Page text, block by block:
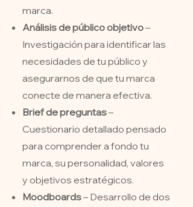
marca.
Análisis de público objetivo–
Investigación para identificar las
necesidades de tu público y
asegurarnos de que tu marca
conecte de manera efectiva.
Brief de preguntas–
Cuestionario detallado pensado
para comprender a fondo tu
marca, su personalidad, valores
y objetivos estratégicos.
Moodboards– Desarrollo de dos